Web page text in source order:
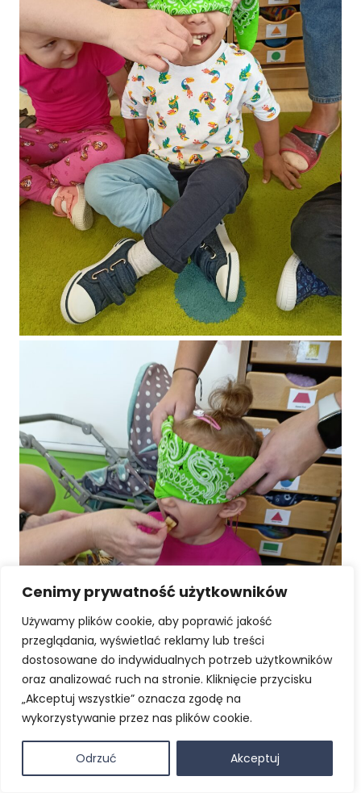
Cenimy prywatność użytkowników
Używamy plików cookie, aby poprawić jakość
przeglądania, wyświetlać reklamy lub treści
dostosowane do indywidualnych potrzeb użytkowników
oraz analizować ruch na stronie. Kliknięcie przycisku
„Akceptuj wszystkie” oznacza zgodę na
wykorzystywanie przez nas plików cookie.
Odrzuć Akceptuj